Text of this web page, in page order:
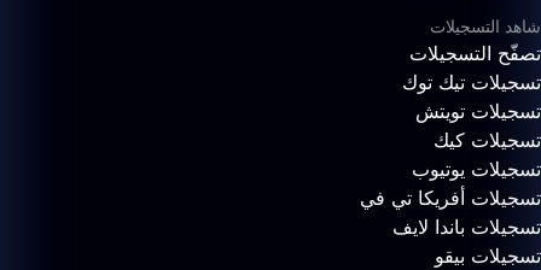
شاهد التسجيلات
تصفّح التسجيلات
تسجيلات تيك توك
تسجيلات تويتش
تسجيلات كيك
تسجيلات يوتيوب
تسجيلات أفريكا تي في
تسجيلات باندا لايف
تسجيلات بيقو